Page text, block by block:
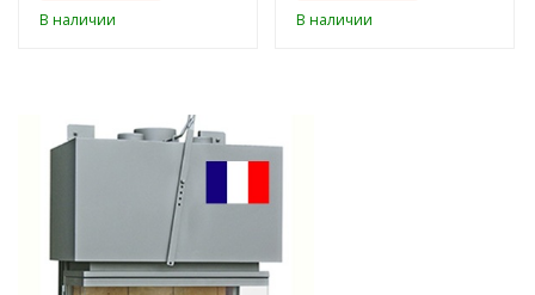
В наличии В наличии